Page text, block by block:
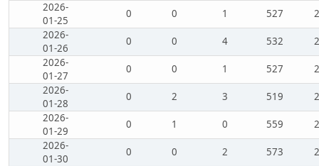
2026-
01-25
0 0 1 527
2026-
01-26
0 0 4 532
2026-
01-27
0 0 1 527
2026-
01-28
0 2 3 519
2026-
01-29
0 1 0 559
2026-
01-30
0 0 2 573